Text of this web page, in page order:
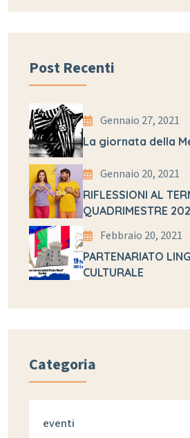
Post Recenti
Gennaio 27, 2021
La giornata della
Gennaio 20, 2021
RIFLESSIONI AL
QUADRIMESTRE
Febbraio 20, 2021
PARTENARIATO
CULTURALE
Categoria
eventi